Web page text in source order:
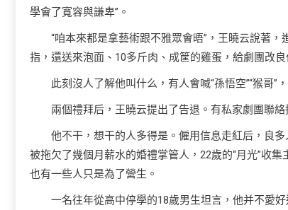
學會了寬容與謙卑”。
“咱本來都是拿藝術跟不雅眾會晤”，王曉云說著
指，還送來泡面、10多斤肉、成筐的雞蛋，給劇團改
此刻沒人了解他叫什么，有人會喊“孫悟空”“猴哥”
兩個禮拜后，王曉云提出了告退。有私家劇團聯
他不干，想干的人多得是。僱用信息走紅后，良
被拖欠了幾個月薪水的婚禮掌管人，22歲的“月光”收
也有一些人只是為了營生。
一名往年從高中停學的18歲男生坦言，他并不愛